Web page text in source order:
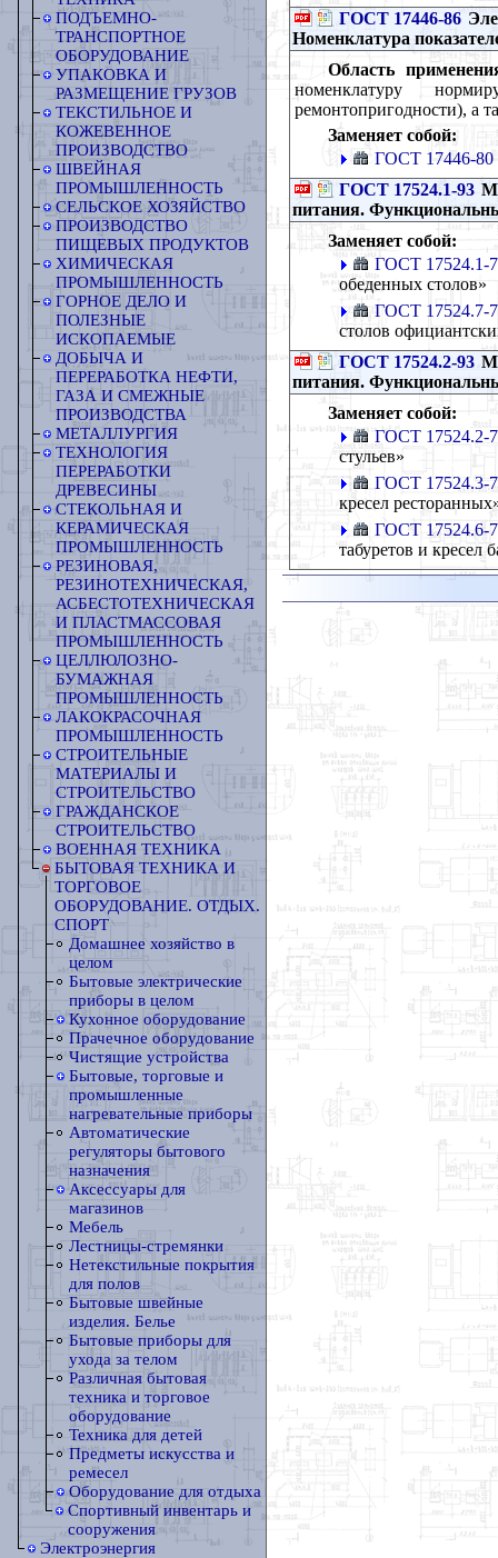
ПОДЪЕМНО-
ТРАНСПОРТНОЕ
ОБОРУДОВАНИЕ
УПАКОВКА И
РАЗМЕЩЕНИЕ ГРУЗОВ
ТЕКСТИЛЬНОЕ И
КОЖЕВЕННОЕ
ПРОИЗВОДСТВО
ШВЕЙНАЯ
ПРОМЫШЛЕННОСТЬ
СЕЛЬСКОЕ ХОЗЯЙСТВО
ПРОИЗВОДСТВО
ПИЩЕВЫХ ПРОДУКТОВ
ХИМИЧЕСКАЯ
ПРОМЫШЛЕННОСТЬ
ГОРНОЕ ДЕЛО И
ПОЛЕЗНЫЕ
ИСКОПАЕМЫЕ
ДОБЫЧА И
ПЕРЕРАБОТКА НЕФТИ,
ГАЗА И СМЕЖНЫЕ
ПРОИЗВОДСТВА
МЕТАЛЛУРГИЯ
ТЕХНОЛОГИЯ
ПЕРЕРАБОТКИ
ДРЕВЕСИНЫ
СТЕКОЛЬНАЯ И
КЕРАМИЧЕСКАЯ
ПРОМЫШЛЕННОСТЬ
РЕЗИНОВАЯ,
РЕЗИНОТЕХНИЧЕСКАЯ,
АСБЕСТОТЕХНИЧЕСКАЯ
И ПЛАСТМАССОВАЯ
ПРОМЫШЛЕННОСТЬ
ЦЕЛЛЮЛОЗНО-
БУМАЖНАЯ
ПРОМЫШЛЕННОСТЬ
ЛАКОКРАСОЧНАЯ
ПРОМЫШЛЕННОСТЬ
СТРОИТЕЛЬНЫЕ
МАТЕРИАЛЫ И
СТРОИТЕЛЬСТВО
ГРАЖДАНСКОЕ
СТРОИТЕЛЬСТВО
ВОЕННАЯ ТЕХНИКА
БЫТОВАЯ ТЕХНИКА И
ТОРГОВОЕ
ОБОРУДОВАНИЕ. ОТДЫХ.
СПОРТ
Домашнее хозяйство в
целом
Бытовые электрические
приборы в целом
Кухонное оборудование
Прачечное оборудование
Чистящие устройства
Бытовые, торговые и
промышленные
нагревательные приборы
Автоматические
регуляторы бытового
назначения
Аксессуары для
магазинов
Мебель
Лестницы-стремянки
Нетекстильные покрытия
для полов
Бытовые швейные
изделия. Белье
Бытовые приборы для
ухода за телом
Различная бытовая
техника и торговое
оборудование
Техника для детей
Предметы искусства и
ремесел
Оборудование для отдыха
Спортивный инвентарь и
сооружения
Электроэнергия
ГОСТ 17446-86
Номенклатура
Область
номенклатуру
ремонтопригодности), а
Заменяет собой:
ГОСТ 17446-80
ГОСТ 17524.1-93
питания.
Заменяет собой:
ГОСТ 17524.1-
обеденных столов»
ГОСТ 17524.7-
столов
ГОСТ 17524.2-93
питания.
Заменяет собой:
ГОСТ 17524.2-
стульев»
ГОСТ 17524.3-
кресел
ГОСТ 17524.6-
табуретов и кресел